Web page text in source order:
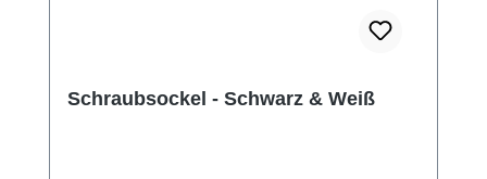
Schraubsockel - Schwarz & Weiß